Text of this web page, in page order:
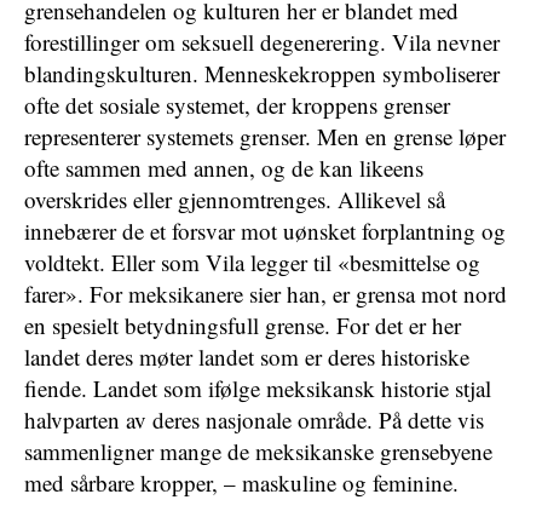
grensehandelen og kulturen her er blandet med
forestillinger om seksuell degenerering. Vila nevner
blandingskulturen. Menneskekroppen symboliserer
ofte det sosiale systemet, der kroppens grenser
representerer systemets grenser. Men en grense løper
ofte sammen med annen, og de kan likeens
overskrides eller gjennomtrenges. Allikevel så
innebærer de et forsvar mot uønsket forplantning og
voldtekt. Eller som Vila legger til «besmittelse og
farer». For meksikanere sier han, er grensa mot nord
en spesielt betydningsfull grense. For det er her
landet deres møter landet som er deres historiske
fiende. Landet som ifølge meksikansk historie stjal
halvparten av deres nasjonale område. På dette vis
sammenligner mange de meksikanske grensebyene
med sårbare kropper, – maskuline og feminine.